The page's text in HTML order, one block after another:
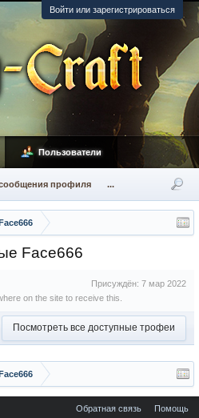
Войти или зарегистрироваться
Face666
Присуждён: 7 мар 2022
on the site to receive this.
Посмотреть все доступные трофеи
Пользователи
профиля ...
Обратная связь Помощь